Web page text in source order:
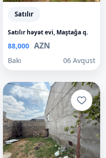
Satılır
Satılır həyət evi, Maştağa q.
88,000 AZN
Bakı 06 Avqust